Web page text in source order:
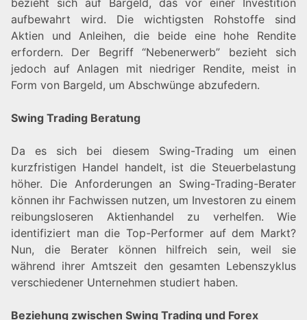
bezieht sich auf Bargeld, das vor einer Investition
aufbewahrt wird. Die wichtigsten Rohstoffe sind
Aktien und Anleihen, die beide eine hohe Rendite
erfordern. Der Begriff “Nebenerwerb” bezieht sich
jedoch auf Anlagen mit niedriger Rendite, meist in
Form von Bargeld, um Abschwünge abzufedern.
Swing Trading Beratung
Da es sich bei diesem Swing-Trading um einen
kurzfristigen Handel handelt, ist die Steuerbelastung
höher. Die Anforderungen an Swing-Trading-Berater
können ihr Fachwissen nutzen, um Investoren zu einem
reibungsloseren Aktienhandel zu verhelfen. Wie
identifiziert man die Top-Performer auf dem Markt?
Nun, die Berater können hilfreich sein, weil sie
während ihrer Amtszeit den gesamten Lebenszyklus
verschiedener Unternehmen studiert haben.
Beziehung zwischen Swing Trading und Forex